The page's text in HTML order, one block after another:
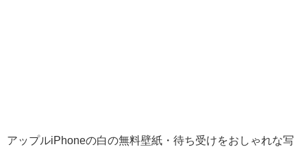
アップルiPhoneの白の無料壁紙・待ち受けをおしゃれな写